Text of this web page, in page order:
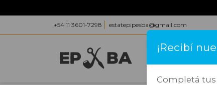
+54 11 3601-7298 estatepipesba@gmail.com
¡Recibí
Completá